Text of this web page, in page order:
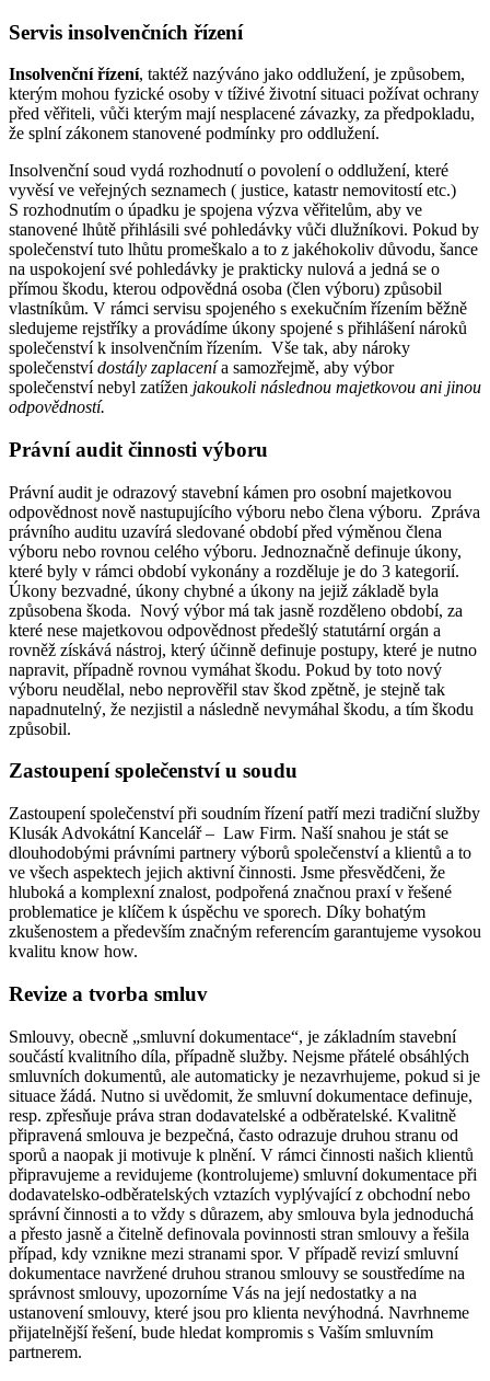
Servis insolvenčních řízení
Insolvenční řízení, taktéž nazýváno jako oddlužení, je způsobem,
kterým mohou fyzické osoby v tíživé životní situaci požívat ochrany
před věřiteli, vůči kterým mají nesplacené závazky, za předpokladu,
že splní zákonem stanovené podmínky pro oddlužení.
Insolvenční soud vydá rozhodnutí o povolení o oddlužení, které
vyvěsí ve veřejných seznamech ( justice, katastr nemovitostí etc.)
S rozhodnutím o úpadku je spojena výzva věřitelům, aby ve
stanovené lhůtě přihlásili své pohledávky vůči dlužníkovi. Pokud by
společenství tuto lhůtu promeškalo a to z jakéhokoliv důvodu, šance
na uspokojení své pohledávky je prakticky nulová a jedná se o
přímou škodu, kterou odpovědná osoba (člen výboru) způsobil
vlastníkům. V rámci servisu spojeného s exekučním řízením běžně
sledujeme rejstříky a provádíme úkony spojené s přihlášení nároků
společenství k insolvenčním řízením. Vše tak, aby nároky
společenstvídostály zaplacenía samozřejmě, aby výbor
společenství nebyl zatížen jakoukoli následnou majetkovou ani jinou
odpovědností.
Právní audit činnosti výboru
Právní audit je odrazový stavební kámen pro osobní majetkovou
odpovědnost nově nastupujícího výboru nebo člena výboru. Zpráva
právního auditu uzavírá sledované období před výměnou člena
výboru nebo rovnou celého výboru. Jednoznačně definuje úkony,
které byly v rámci období vykonány a rozděluje je do 3 kategorií.
Úkony bezvadné, úkony chybné a úkony na jejiž základě byla
způsobena škoda. Nový výbor má tak jasně rozděleno období, za
které nese majetkovou odpovědnost předešlý statutární orgán a
rovněž získává nástroj, který účinně definuje postupy, které je nutno
napravit, případně rovnou vymáhat škodu. Pokud by toto nový
výboru neudělal, nebo neprověřil stav škod zpětně, je stejně tak
napadnutelný, že nezjistil a následně nevymáhal škodu, a tím škodu
způsobil.
Zastoupení společenství u soudu
Zastoupení společenství při soudním řízení patří mezi tradiční služby
Klusák Advokátní Kancelář – Law Firm. Naší snahou je stát se
dlouhodobými právními partnery výborů společenství a klientů a to
ve všech aspektech jejich aktivní činnosti. Jsme přesvědčeni, že
hluboká a komplexní znalost, podpořená značnou praxí v řešené
problematice je klíčem k úspěchu ve sporech. Díky bohatým
zkušenostem a především značným referencím garantujeme vysokou
kvalitu know how.
Revize a tvorba smluv
Smlouvy, obecně „smluvní dokumentace“, je základním stavební
součástí kvalitního díla, případně služby. Nejsme přátelé obsáhlých
smluvních dokumentů, ale automaticky je nezavrhujeme, pokud si je
situace žádá. Nutno si uvědomit, že smluvní dokumentace definuje,
resp. zpřesňuje práva stran dodavatelské a odběratelské. Kvalitně
připravená smlouva je bezpečná, často odrazuje druhou stranu od
sporů a naopak ji motivuje k plnění. V rámci činnosti našich klientů
připravujeme a revidujeme (kontrolujeme) smluvní dokumentace při
dodavatelsko-odběratelských vztazích vyplývající z obchodní nebo
správní činnosti a to vždy s důrazem, aby smlouva byla jednoduchá
a přesto jasně a čitelně definovala povinnosti stran smlouvy a řešila
případ, kdy vznikne mezi stranami spor. V případě revizí smluvní
dokumentace navržené druhou stranou smlouvy se soustředíme na
správnost smlouvy, upozorníme Vás na její nedostatky a na
ustanovení smlouvy, které jsou pro klienta nevýhodná. Navrhneme
přijatelnější řešení, bude hledat kompromis s Vaším smluvním
partnerem.